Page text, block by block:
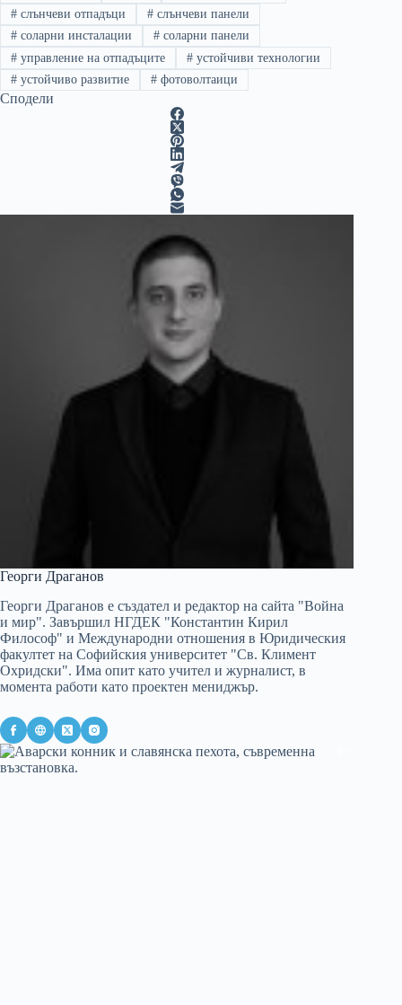
#слънчеви отпадъци #слънчеви панели
#соларни инсталации #соларни панели
#управление на отпадъците #устойчиви технологии
#устойчиво развитие #фотоволтаици
Сподели
Георги Драганов
Георги Драганов е създател и редактор на сайта "Война
и мир". Завършил НГДЕК "Константин Кирил
Философ" и Международни отношения в Юридическия
факултет на Софийския университет "Св. Климент
Охридски". Има опит като учител и журналист, в
момента работи като проектен мениджър.